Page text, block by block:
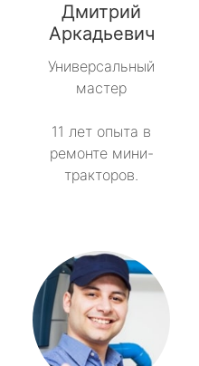
Дмитрий
Аркадьевич
Универсальный
мастер
11 лет опыта в
ремонте мини-
тракторов.